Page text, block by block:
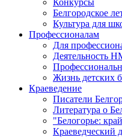
Белгородское
Культура для
Профессионалам
Для
Деятельность
Жизнь детских
Краеведение
Писатели
Литература о
"Белогорье:
Краеведческий